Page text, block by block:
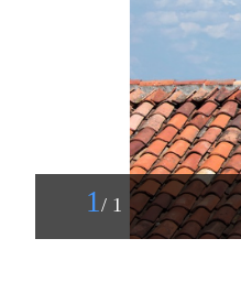
1 / 1